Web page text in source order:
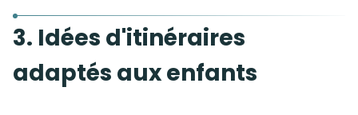
3. Idées d'itinéraires
adaptés aux enfants